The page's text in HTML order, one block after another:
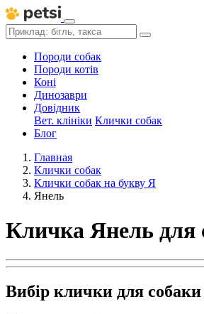
Породи собак
Породи котів
Коні
Динозаври
Довідник
Вет. клініки Клички собак
Блог
Главная
Клички собак
Клички собак на букву Я
Янель
Кличка Янель для
Вибір клички для